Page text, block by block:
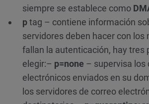
siempre se establece como
ptag – contiene información
servidores deben hacer con los
fallan la autenticación, hay tres
elegir:– p=none – supervisa los
electrónicos enviados en su
los servidores de correo